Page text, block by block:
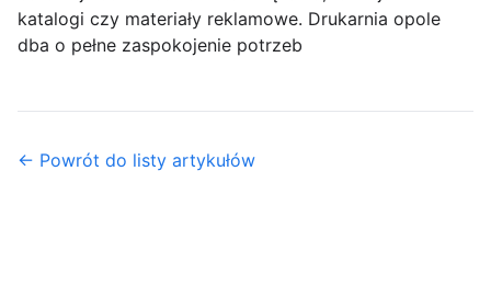
katalogi czy materiały reklamowe. Drukarnia opole
dba o pełne zaspokojenie potrzeb
← Powrót do listy artykułów